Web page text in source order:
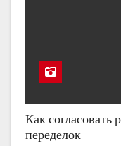
Как согласовать
переделок